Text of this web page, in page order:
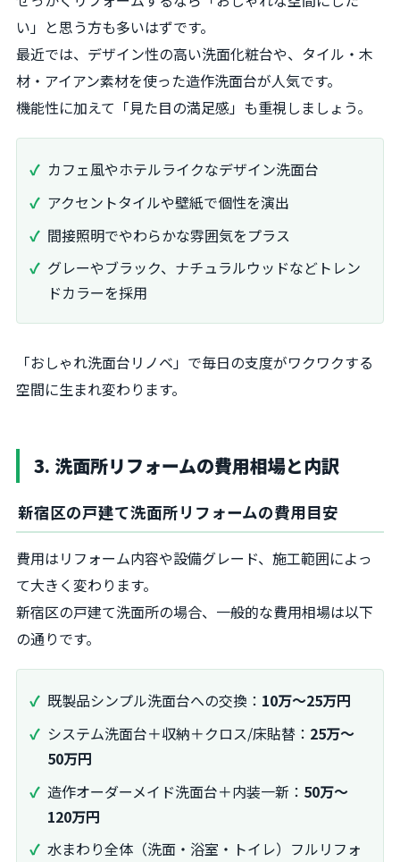
い」と思う方も多いはずです。
最近では、デザイン性の高い洗面化粧台や、タイル・木
材・アイアン素材を使った造作洗面台が人気です。
機能性に加えて「見た目の満足感」も重視しましょう。
カフェ風やホテルライクなデザイン洗面台
アクセントタイルや壁紙で個性を演出
間接照明でやわらかな雰囲気をプラス
グレーやブラック、ナチュラルウッドなどトレン
ドカラーを採用
「おしゃれ洗面台リノベ」で毎日の支度がワクワクする
空間に生まれ変わります。
3. 洗面所リフォームの費用相場と内訳
新宿区の戸建て洗面所リフォームの費用目安
費用はリフォーム内容や設備グレード、施工範囲によっ
て大きく変わります。
新宿区の戸建て洗面所の場合、一般的な費用相場は以下
の通りです。
既製品シンプル洗面台への交換： 10万〜25万円
システム洗面台＋収納＋クロス/床貼替： 25万〜
50万円
造作オーダーメイド洗面台＋内装一新： 50万〜
120万円
水まわり全体（洗面・浴室・トイレ）フルリフォ